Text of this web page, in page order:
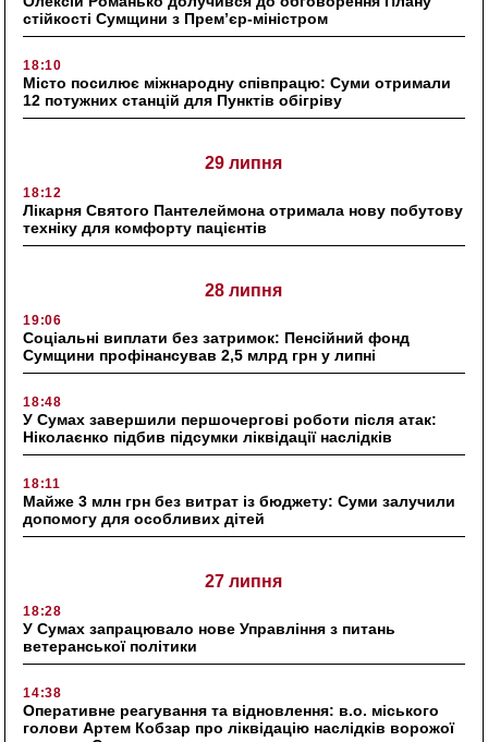
стійкості Сумщини з Прем’єр-міністром
18:10
Місто посилює міжнародну співпрацю: Суми отримали
12 потужних станцій для Пунктів обігріву
29 липня
18:12
Лікарня Святого Пантелеймона отримала нову побутову
техніку для комфорту пацієнтів
28 липня
19:06
Соціальні виплати без затримок: Пенсійний фонд
Сумщини профінансував 2,5 млрд грн у липні
18:48
У Сумах завершили першочергові роботи після атак:
Ніколаєнко підбив підсумки ліквідації наслідків
18:11
Майже 3 млн грн без витрат із бюджету: Суми залучили
допомогу для особливих дітей
27 липня
18:28
У Сумах запрацювало нове Управління з питань
ветеранської політики
14:38
Оперативне реагування та відновлення: в.о. міського
голови Артем Кобзар про ліквідацію наслідків ворожої